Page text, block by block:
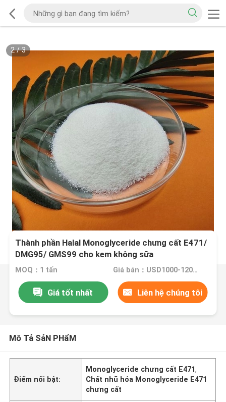
2/3
Thành phần Halal Monoglyceride chưng cất E471/
DMG95/ GMS99 cho kem không sữa
MOQ：1 tấn Giá bán：USD1000-1200/MT
Giá tốt nhất Liên hệ chúng tôi
Mô Tả SảN PHẩM
Điểm nổi bật:
Monoglyceride chưng cất E471,
Chất nhũ hóa Monoglyceride E471
chưng cất